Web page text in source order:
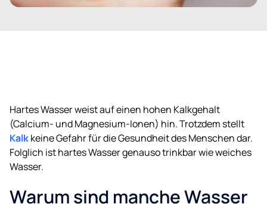
Hartes Wasser weist auf einen hohen Kalkgehalt
(Calcium- und Magnesium-Ionen) hin. Trotzdem stellt
Kalkkeine Gefahr für die Gesundheit des Menschen dar.
Folglich ist hartes Wasser genauso trinkbar wie weiches
Wasser.
Warum sind manche Wasser